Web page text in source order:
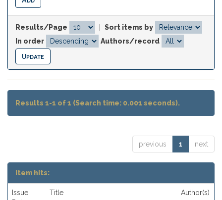
Results/Page
Sort items by
In order
Authors/record
Results 1-1 of 1 (Search time: 0.001 seconds).
previous 1 next
Item hits:
Issue
Title Author(s)